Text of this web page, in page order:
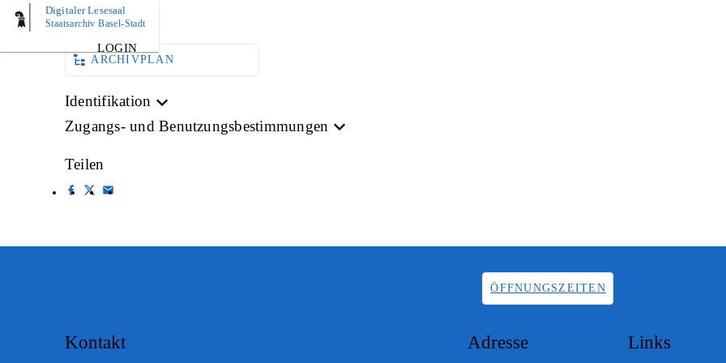
Digitaler Lesesaal
Staatsarchiv Basel-Stadt
LOGIN
AKTE
ARCHIVPLAN
Identifikation
Zugangs- und Benutzungsbestimmungen
Teilen
ÖFFNUNGSZEITEN
Kontakt Adresse Links